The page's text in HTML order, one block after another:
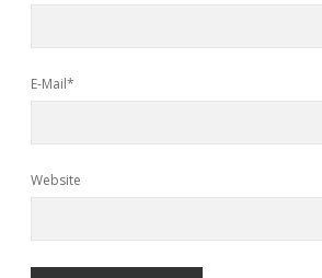
E-Mail*
Website